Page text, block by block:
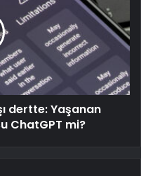
dertte: Yaşanan
ChatGPT mi?